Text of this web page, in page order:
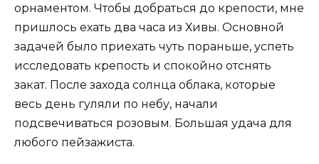
орнаментом. Чтобы добраться до крепости, мне
пришлось ехать два часа из Хивы. Основной
задачей было приехать чуть пораньше, успеть
исследовать крепость и спокойно отснять
закат. После захода солнца облака, которые
весь день гуляли по небу, начали
подсвечиваться розовым. Большая удача для
любого пейзажиста.